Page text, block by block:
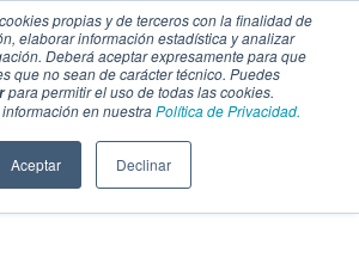
propias y de terceros con la finalidad de
elaborar información estadística y analizar
Deberá aceptar expresamente para que
que no sean de carácter técnico. Puedes
para permitir el uso de todas las cookies.
en nuestraPolítica de Privacidad.
Aceptar Declinar